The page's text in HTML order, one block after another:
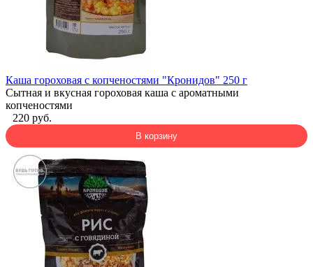
Каша гороховая с копченостями "Кронидов" 250 г
Сытная и вкусная гороховая каша с ароматными
копченостями
220 руб.
В корзину